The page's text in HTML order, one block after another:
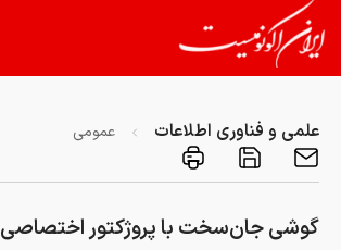
علمی و فناوری اطلاعات عمومی
گوشی جان‌سخت با پروژکتور اختصاصی